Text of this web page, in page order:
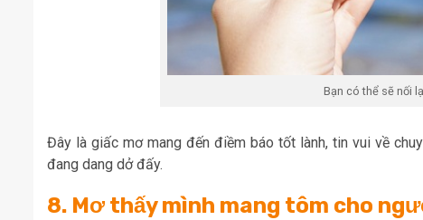
Bạn có thể sẽ nối
Đây là giấc mơ mang đến điềm báo tốt lành, tin vui về
đang dang dở đấy.
8. Mơ thấy mình mang tôm cho